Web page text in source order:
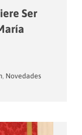
Ser
, Novedades